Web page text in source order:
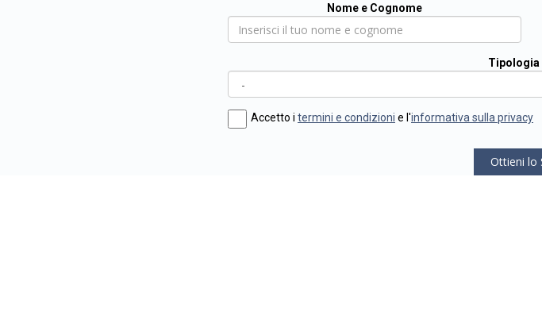
Nome e Cognome
Tipologia
Accetto i termini e condizioni e l'informativa sulla privacy
Ottieni lo